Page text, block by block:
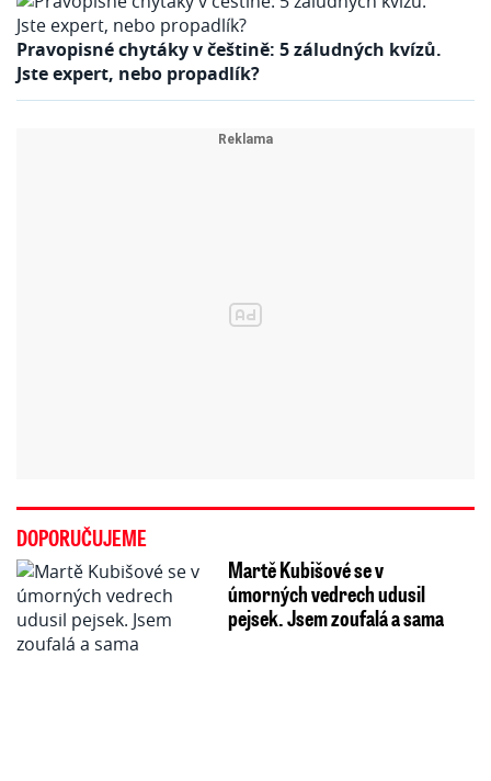
Pravopisné chytáky v češtině: 5 záludných kvízů.
Jste expert, nebo propadlík?
DOPORUČUJEME
Martě Kubišové se v
úmorných vedrech udusil
pejsek. Jsem zoufalá a sama